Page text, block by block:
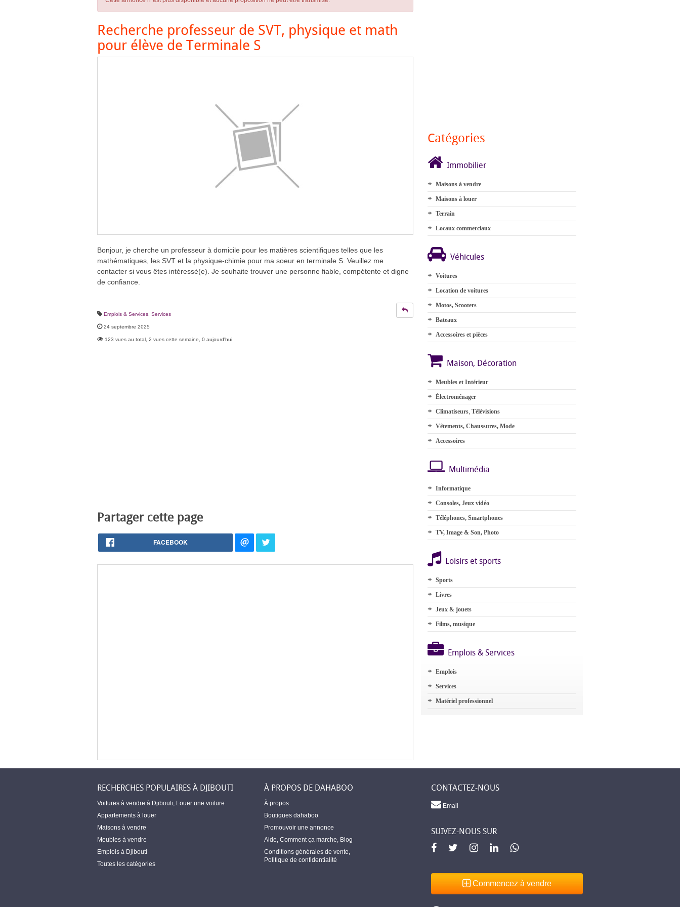
Recherche professeur de SVT, physique et math
pour élève de Terminale S
Bonjour, je cherche un professeur à domicile pour les matières scientifiques telles que les
mathématiques, les SVT et la physique-chimie pour ma soeur en terminale S. Veuillez me
contacter si vous êtes intéressé(e). Je souhaite trouver une personne fiable, compétente et digne
de confiance.
Emplois & Services Services
24 septembre 2025
123 vues au total, 2 vues cette semaine, 0 aujourd'hui
Partager cette page
FACEBOOK
Catégories
Immobilier
Maisons à vendre
Maisons à louer
Terrain
Locaux commerciaux
Véhicules
Voitures
Location de voitures
Motos, Scooters
Bateaux
Accessoires et pièces
Maison, Décoration
Meubles et Intérieur
Électroménager
Climatiseurs, Télévisions
Vêtements, Chaussures, Mode
Accessoires
Multimédia
Informatique
Consoles, Jeux vidéo
Téléphones, Smartphones
TV, Image & Son, Photo
Loisirs et sports
Sports
Livres
Jeux & jouets
Films, musique
Emplois & Services
Emplois
Services
Matériel professionnel
RECHERCHES POPULAIRES À DJIBOUTI
Voitures à vendre à Djibouti Louer une voiture
Appartements à louer
Maisons à vendre
Meubles à vendre
Emplois à Djibouti
Toutes les catégories
À PROPOS DE DAHABOO
À propos
Boutiques dahaboo
Promouvoir une annonce
Aide Comment ça marche Blog
Conditions générales de vente
Politique de confidentialité
CONTACTEZ-NOUS
Email
SUIVEZ-NOUS SUR
Commencez à vendre